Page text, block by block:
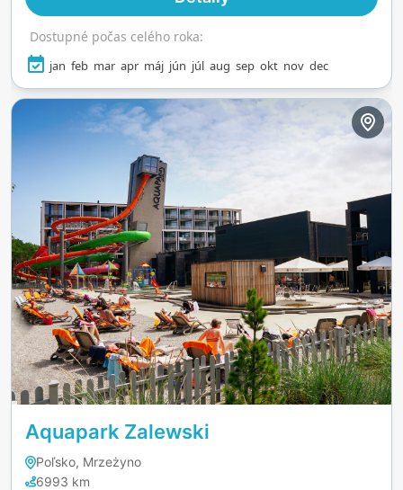
Dostupné počas celého roka:
jan feb mar apr máj jún júl aug sep okt nov dec
Aquapark Zalewski
Poľsko, Mrzeżyno
6993 km